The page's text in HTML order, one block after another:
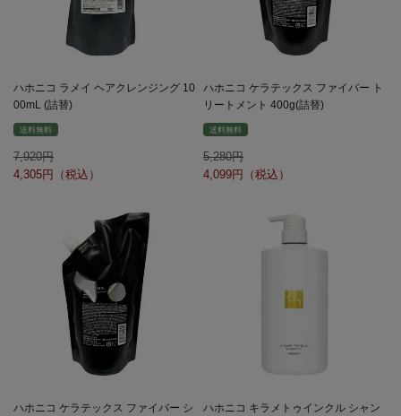
ハホニコ ラメイ ヘアクレンジング 10
00mL (詰替)
送料無料
7,920
4,305
ハホニコ ケラテックス ファイバー ト
リートメント 400g(詰替)
送料無料
5,280
4,099
ハホニコ ケラテックス ファイバー シ
ハホニコ キラメトゥインクル シャン